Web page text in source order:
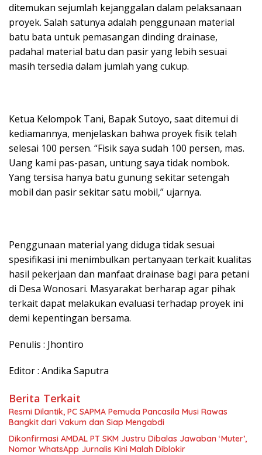
ditemukan sejumlah kejanggalan dalam pelaksanaan
proyek. Salah satunya adalah penggunaan material
batu bata untuk pemasangan dinding drainase,
padahal material batu dan pasir yang lebih sesuai
masih tersedia dalam jumlah yang cukup.
Ketua Kelompok Tani, Bapak Sutoyo, saat ditemui di
kediamannya, menjelaskan bahwa proyek fisik telah
selesai 100 persen. “Fisik saya sudah 100 persen, mas.
Uang kami pas-pasan, untung saya tidak nombok.
Yang tersisa hanya batu gunung sekitar setengah
mobil dan pasir sekitar satu mobil,” ujarnya.
Penggunaan material yang diduga tidak sesuai
spesifikasi ini menimbulkan pertanyaan terkait kualitas
hasil pekerjaan dan manfaat drainase bagi para petani
di Desa Wonosari. Masyarakat berharap agar pihak
terkait dapat melakukan evaluasi terhadap proyek ini
demi kepentingan bersama.
Penulis : Jhontiro
Editor : Andika Saputra
Berita Terkait
Resmi Dilantik, PC SAPMA Pemuda Pancasila Musi Rawas
Bangkit dari Vakum dan Siap Mengabdi
Dikonfirmasi AMDAL PT SKM Justru Dibalas Jawaban ‘Muter’,
Nomor WhatsApp Jurnalis Kini Malah Diblokir